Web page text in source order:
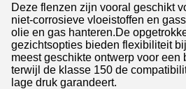
Deze flenzen zijn vooral geschikt
niet-corrosieve vloeistoffen en
olie en gas hanteren.De
gezichtsopties bieden flexibiliteit
meest geschikte ontwerp voor een
terwijl de klasse 150 de
lage druk garandeert.